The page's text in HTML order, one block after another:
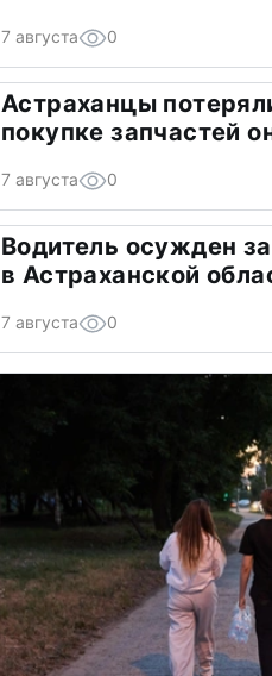
7 августа 0
Астраханцы
покупке запчастей
7 августа 0
Водитель осужден
в Астраханской
7 августа 0